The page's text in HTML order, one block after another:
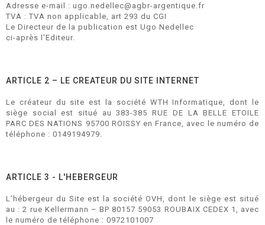
Adresse e-mail : ugo.nedellec@agbr-argentique.fr
TVA : TVA non applicable, art 293 du CGI
Le Directeur de la publication est Ugo Nedellec
ci-après l’Editeur.
ARTICLE 2 – LE CREATEUR DU SITE INTERNET
Le créateur du site est la société WTH Informatique, dont le
siège social est situé au 383-385 RUE DE LA BELLE ETOILE
PARC DES NATIONS 95700 ROISSY en France, avec le numéro de
téléphone : 0149194979.
ARTICLE 3 - L'HEBERGEUR
L’hébergeur du Site est la société OVH, dont le siège est situé
au : 2 rue Kellermann – BP 80157 59053 ROUBAIX CEDEX 1, avec
le numéro de téléphone : 0972101007